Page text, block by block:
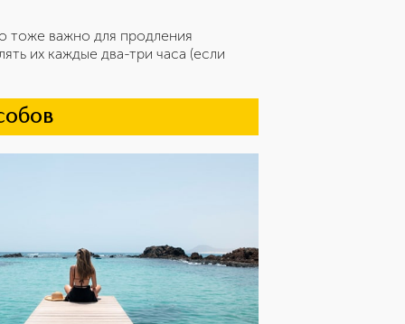
тоже важно для продления
их каждые два-три часа (если